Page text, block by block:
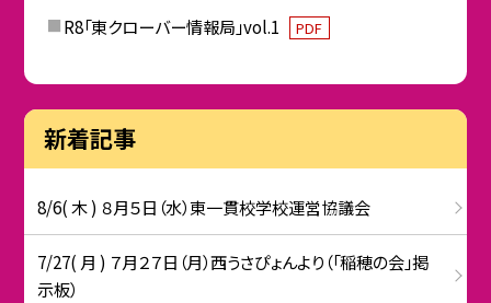
R8「東クローバー情報局」vol.1
PDF
新着記事
8/6( 木 ) ８月５日（水）東一貫校学校運営協議会
7/27( 月 ) ７月２７日（月）西うさぴょんより（「稲穂の会」掲
示板）